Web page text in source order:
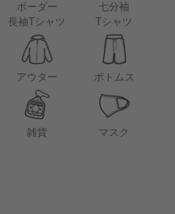
ボーダー
長袖Tシャツ
七分袖
Tシャツ
アウター ボトムス
雑貨 マスク